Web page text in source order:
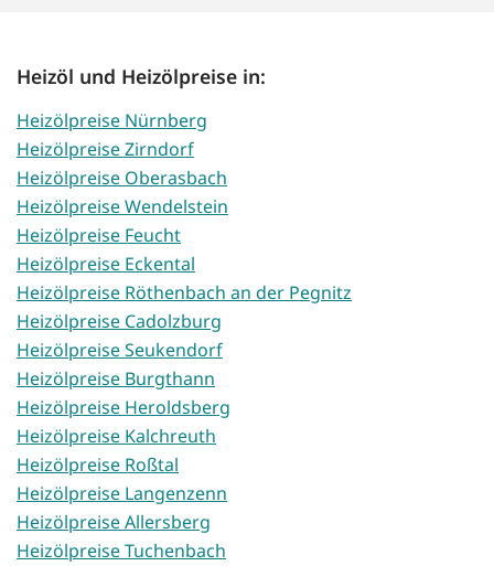
Heizöl und Heizölpreise in:
Heizölpreise Nürnberg
Heizölpreise Zirndorf
Heizölpreise Oberasbach
Heizölpreise Wendelstein
Heizölpreise Feucht
Heizölpreise Eckental
Heizölpreise Röthenbach an der Pegnitz
Heizölpreise Cadolzburg
Heizölpreise Seukendorf
Heizölpreise Burgthann
Heizölpreise Heroldsberg
Heizölpreise Kalchreuth
Heizölpreise Roßtal
Heizölpreise Langenzenn
Heizölpreise Allersberg
Heizölpreise Tuchenbach